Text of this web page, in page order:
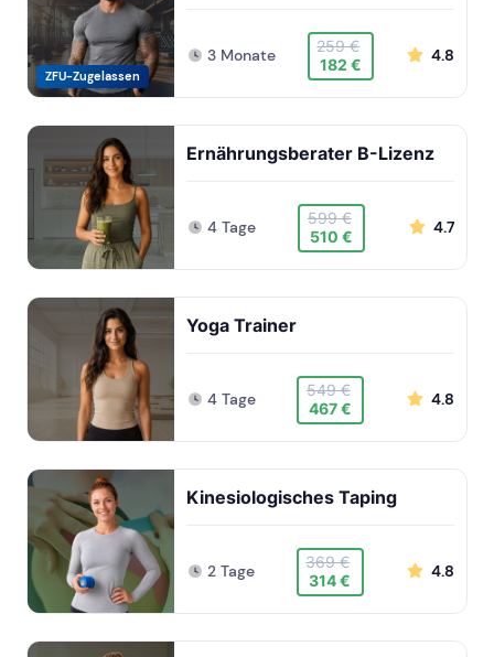
ZFU-Zugelassen
3 Monate
259 €
182 €
4.8
Ernährungsberater B-Lizenz
4 Tage
599 €
510 €
4.7
Yoga Trainer
4 Tage
549 €
467 €
4.8
Kinesiologisches Taping
2 Tage
369 €
314 €
4.8